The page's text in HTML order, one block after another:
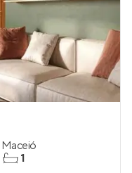
Maceió
1